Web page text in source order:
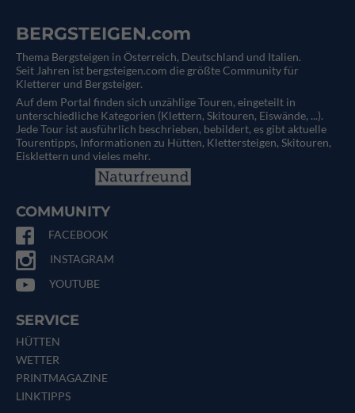
BERGSTEIGEN.com
Thema Bergsteigen in Österreich, Deutschland und Italien.
Seit Jahren ist bergsteigen.com die größte Community für
Kletterer und Bergsteiger.
Auf dem Portal finden sich unzählige Touren, eingeteilt in
unterschiedliche Kategorien (Klettern, Skitouren, Eiswände, ...).
Jede Tour ist ausführlich beschrieben, bebildert, es gibt aktuelle
Tourentipps, Informationen zu Hütten, Klettersteigen, Skitouren,
Eisklettern und vieles mehr.
COMMUNITY
FACEBOOK
INSTAGRAM
YOUTUBE
SERVICE
HÜTTEN
WETTER
PRINTMAGAZINE
LINKTIPPS